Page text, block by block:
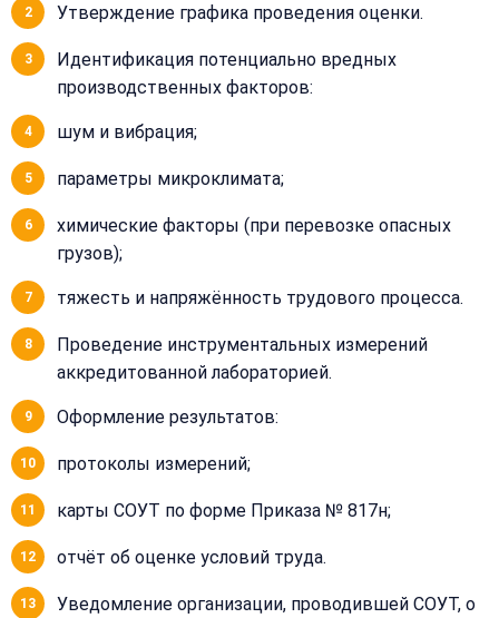
Утверждение графика проведения оценки.
Идентификация потенциально вредных
производственных факторов:
шум и вибрация;
параметры микроклимата;
химические факторы (при перевозке опасных
грузов);
тяжесть и напряжённость трудового процесса.
Проведение инструментальных измерений
аккредитованной лабораторией.
Оформление результатов:
протоколы измерений;
карты СОУТ по форме Приказа № 817н;
отчёт об оценке условий труда.
Уведомление организации, проводившей СОУТ, о